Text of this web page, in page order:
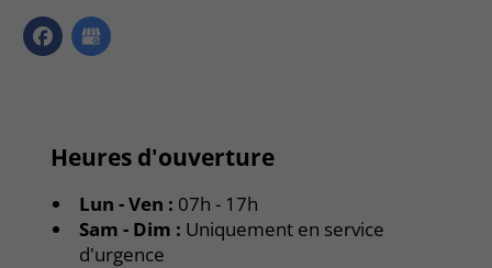
Heures d'ouverture
Lun - Ven : 07h - 17h
Sam - Dim : Uniquement en service
d'urgence